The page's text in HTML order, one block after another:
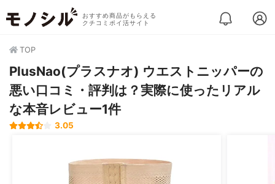
おすすめ商品がもらえる
クチコミポイ活サイト
TOP
PlusNao(プラスナオ) ウエストニッパーの
悪い口コミ・評判は？実際に使ったリアル
な本音レビュー1件
3.05